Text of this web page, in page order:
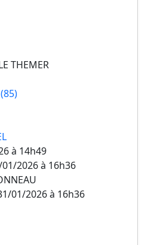
THEMER
à 14h49
2026 à 16h36
01/2026 à 16h36